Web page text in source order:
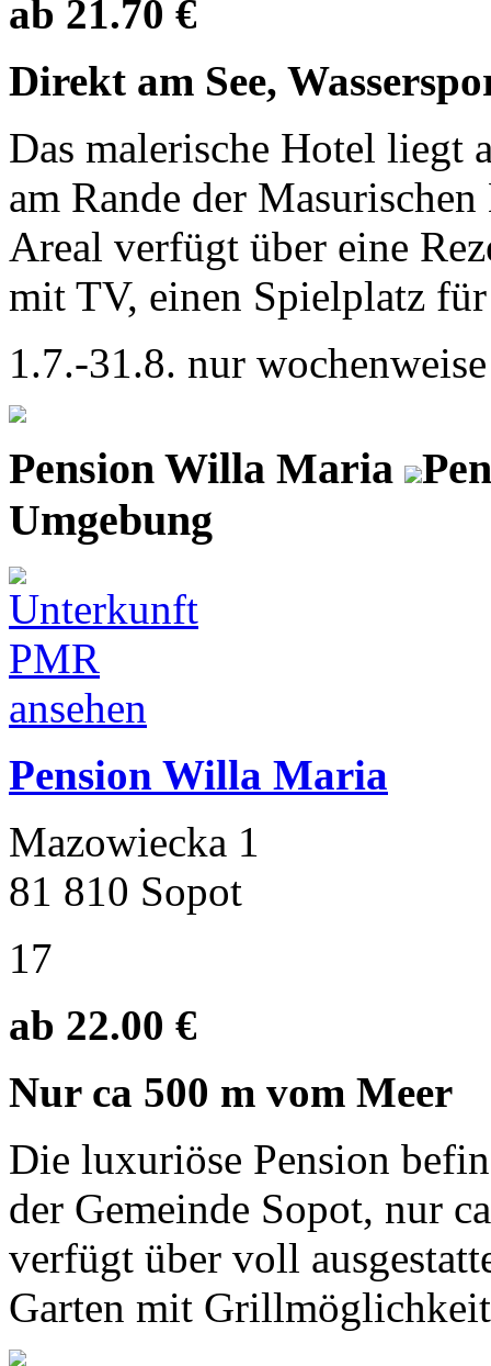
ab 21.70 €
Direkt am See,
Das malerische Hotel liegt
am Rande der
Areal verfügt über eine
mit TV, einen Spielplatz
1.7.-31.8. nur
Pension Willa Maria
Umgebung
Pension Willa Maria
Mazowiecka 1
81 810 Sopot
17
ab 22.00 €
Nur ca 500 m vom Meer
Die luxuriöse Pension
der Gemeinde Sopot, nur
verfügt über voll
Garten mit